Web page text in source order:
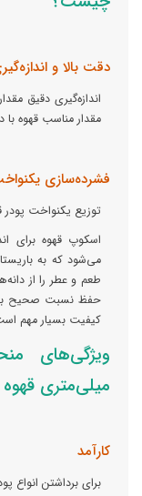
دقت بالا و
اندازه‌گیری دقیق
مقدار مناسب قهوه با
فشرده‌سازی
توزیع یکنواخت پودر
اسکوپ قهوه برای
می‌شود که به
طعم و عطر را از
حفظ نسبت صحیح
کیفیت بسیار مهم
میلی‌متری قهوه
کارآمد
برای برداشتن انواع